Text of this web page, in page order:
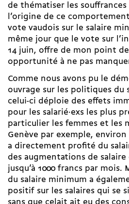
de thématiser les
l’origine de ce
vote vaudois sur le salaire
même jour que le vote sur
14 juin, offre de mon point
opportunité à ne pas
Comme nous avons pu le
ouvrage sur les politiques du
celui-ci déploie des effets
pour les salarié·exs les plus
particulier les femmes et les
Genève par exemple,
a directement profité du
des augmentations de
jusqu’à 1000 francs par mois.
du salaire minimum a
positif sur les salaires qui se
sans que celait ait eu des